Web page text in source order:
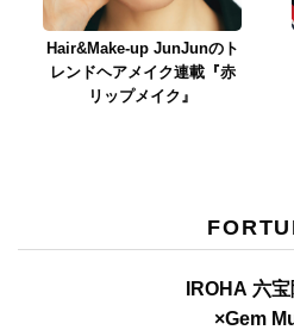
Hair&Make-up JunJunのト
レンドヘアメイク連載『赤
リップメイク』
IROHA 六
×Gem